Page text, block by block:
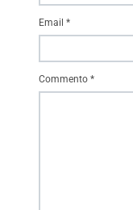
Commento *
Email *